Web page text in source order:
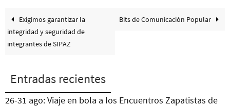
Exigimos garantizar la
integridad y seguridad de
integrantes de SIPAZ
Bits de Comunicación Popular
Entradas recientes
26-31 ago: Viaje en bola a los Encuentros Zapatistas de